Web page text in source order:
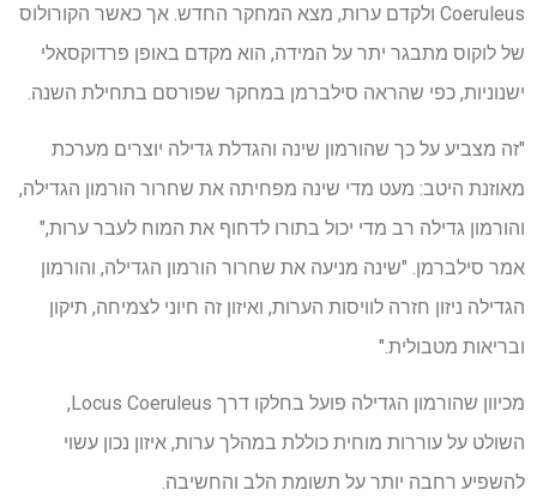
Coeruleus ולקדם ערות, מצא המחקר החדש. אך כאשר הקורולוס
של לוקוס מתבגר יתר על המידה, הוא מקדם באופן פרדוקסאלי
ישנוניות, כפי שהראה סילברמן במחקר שפורסם בתחילת השנה.
"זה מצביע על כך שהורמון שינה והגדלת גדילה יוצרים מערכת
מאוזנת היטב: מעט מדי שינה מפחיתה את שחרור הורמון הגדילה,
והורמון גדילה רב מדי יכול בתורו לדחוף את המוח לעבר ערות,"
אמר סילברמן. "שינה מניעה את שחרור הורמון הגדילה, והורמון
הגדילה ניזון חזרה לוויסות הערות, ואיזון זה חיוני לצמיחה, תיקון
ובריאות מטבולית."
מכיוון שהורמון הגדילה פועל בחלקו דרך Locus Coeruleus,
השולט על עוררות מוחית כוללת במהלך ערות, איזון נכון עשוי
להשפיע רחבה יותר על תשומת הלב והחשיבה.